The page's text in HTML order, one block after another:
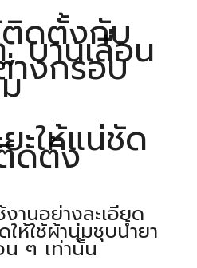
ติดตั้งกับ
บานเลื่อน
างกรอบ
ะให้แน่ชัด
ดตั้ง
านอย่างละเอียด
ให้ใช้ผ้านุ่มชุบน้ำยา
น ๆ เท่านั้น